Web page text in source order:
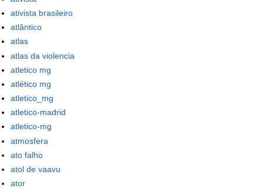
ativista brasileiro
atlântico
atlas
atlas da violencia
atletico mg
atlético mg
atletico_mg
atletico-madrid
atletico-mg
atmosfera
ato falho
atol de vaavu
ator